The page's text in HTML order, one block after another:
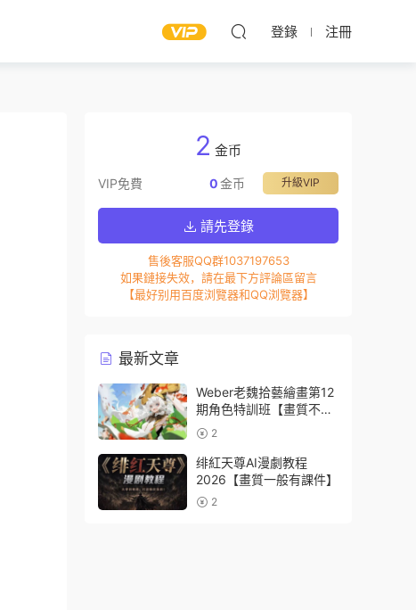
登錄 注冊
2 金币
VIP免費 升級VIP
0金币
請先登錄
售後客服QQ群1037197653
如果鏈接失效，請在最下方評論區留言
【最好别用百度浏覽器和QQ浏覽器】
最新文章
Weber老魏拾藝繪畫第12
期角色特訓班【畫質不錯
隻有視頻】
2
绯紅天尊AI漫劇教程
2026【畫質一般有課件】
2